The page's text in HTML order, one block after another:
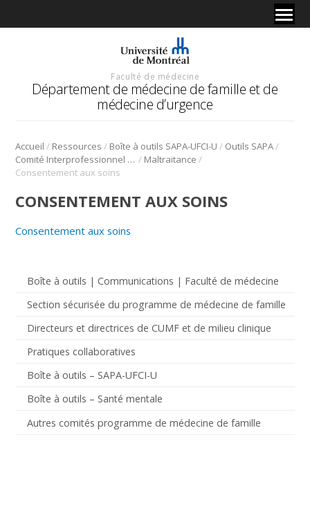
Faculté de médecine
Département de médecine de famille et de
médecine d’urgence
Accueil / Ressources / Boîte à outils SAPA-UFCI-U / Outils SAPA/
Comité Interprofessionnel Interuniversitaire de développement professoral continu CII-DPC (2015) / Maltraitance /
Consentement aux soins
Boîte à outils | Communications | Faculté de médecine
Section sécurisée du programme de médecine de famille
Directeurs et directrices de CUMF et de milieu clinique
Pratiques collaboratives
Boîte à outils – SAPA-UFCI-U
Boîte à outils – Santé mentale
Autres comités programme de médecine de famille
CONSENTEMENT AUX SOINS
Consentement aux soins